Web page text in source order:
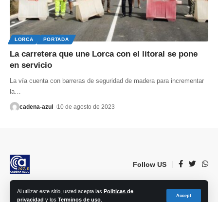
Al utilizar este sitio, usted acepta las Politicas de
privacidad y los Terminos de uso
Accept
LORCA PORTADA
La carretera que une Lorca con el litoral se pone
en servicio
La vía cuenta con barreras de seguridad de madera para incrementar
la
cadena-azul 10 de agosto de 2023
Follow US
© 2023 Lorca Comunicación, Radio, TV, prensa e Internet S.L. | Todos los